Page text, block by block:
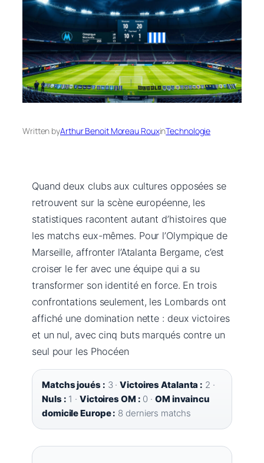
Written byArthur Benoit Moreau RouxinTechnologie
Quand deux clubs aux cultures opposées se
retrouvent sur la scène européenne, les
statistiques racontent autant d’histoires que
les matchs eux-mêmes. Pour l’Olympique de
Marseille, affronter l’Atalanta Bergame, c’est
croiser le fer avec une équipe qui a su
transformer son identité en force. En trois
confrontations seulement, les Lombards ont
affiché une domination nette : deux victoires
et un nul, avec cinq buts marqués contre un
seul pour les Phocéen
Matchs joués : 3 ·Victoires Atalanta : 2 ·
Nuls : 1 · Victoires OM : 0 ·OM invaincu
domicile Europe : 8 derniers matchs